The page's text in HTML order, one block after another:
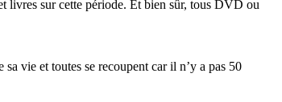
livres sur cette période. Et bien sûr, tous DVD ou
vie et toutes se recoupent car il n’y a pas 50